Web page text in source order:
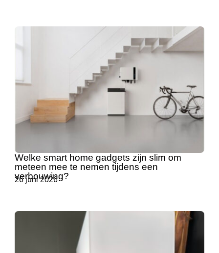
Welke smart home gadgets zijn slim om
meteen mee te nemen tijdens een
verbouwing?
26 juni 2026